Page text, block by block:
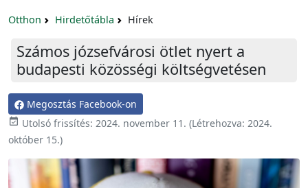
Otthon Hirdetőtábla Hírek
Számos józsefvárosi ötlet nyert a
budapesti közösségi költségvetésen
Megosztás Facebook-on
 Utolsó frissítés: 2024. november 11. (Létrehozva: 2024.
október 15.)